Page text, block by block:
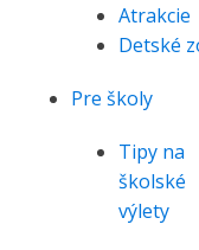
Atrakcie
Detské
Pre školy
Tipy na
školské
výlety